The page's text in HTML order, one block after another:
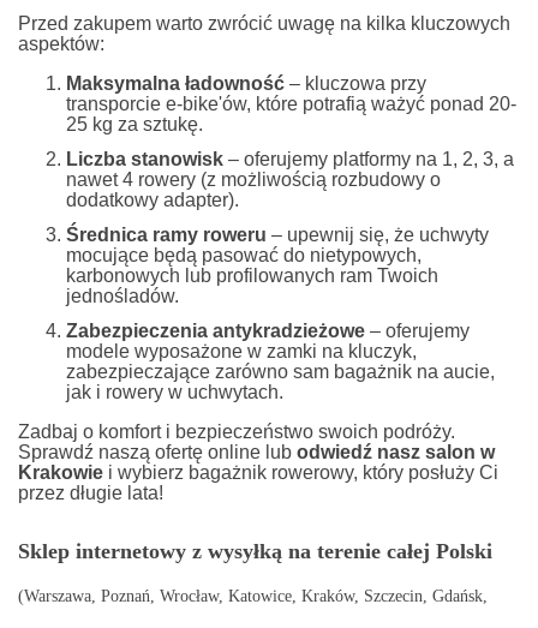
Przed zakupem warto zwrócić uwagę na kilka kluczowych
aspektów:
Maksymalna ładowność – kluczowa przy
transporcie e-bike'ów, które potrafią ważyć ponad 20-
25 kg za sztukę.
Liczba stanowisk – oferujemy platformy na 1, 2, 3, a
nawet 4 rowery (z możliwością rozbudowy o
dodatkowy adapter).
Średnica ramy roweru – upewnij się, że uchwyty
mocujące będą pasować do nietypowych,
karbonowych lub profilowanych ram Twoich
jednośladów.
Zabezpieczenia antykradzieżowe – oferujemy
modele wyposażone w zamki na kluczyk,
zabezpieczające zarówno sam bagażnik na aucie,
jak i rowery w uchwytach.
Zadbaj o komfort i bezpieczeństwo swoich podróży.
Sprawdź naszą ofertę online lub odwiedź nasz salon w
Krakowie i wybierz bagażnik rowerowy, który posłuży Ci
przez długie lata!
Sklep internetowy z wysyłką na terenie całej Polski
(Warszawa, Poznań, Wrocław, Katowice, Kraków, Szczecin, Gdańsk,